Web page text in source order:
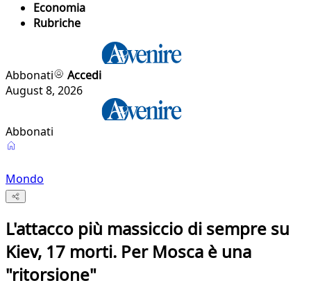
Economia
Rubriche
Abbonati
Accedi
August 8, 2026
Abbonati
Mondo
L'attacco più massiccio di sempre su
Kiev, 17 morti. Per Mosca è una
"ritorsione"